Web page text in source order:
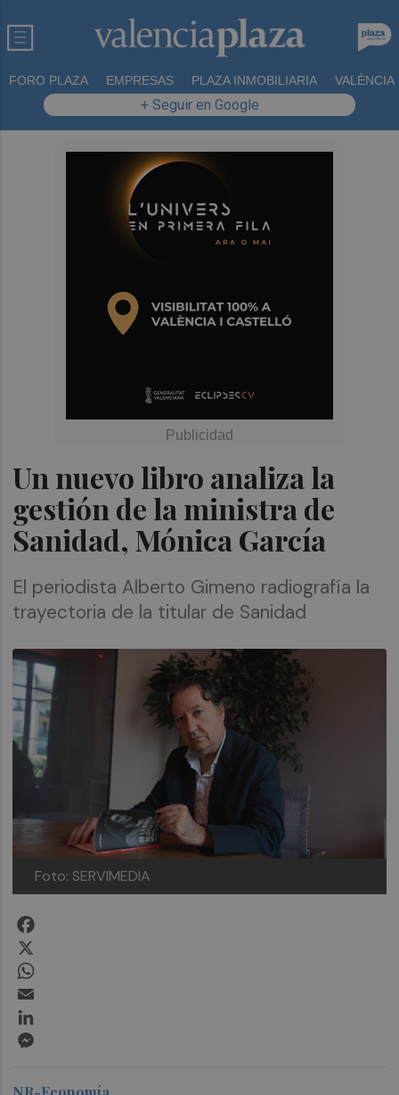
FORO PLAZA EMPRESAS PLAZA INMOBILIARIA VALÈNCIA
+ Seguir en Google
Un nuevo libro analiza la
gestión de la ministra de
Sanidad, Mónica García
El periodista Alberto Gimeno radiografía la
trayectoria de la titular de Sanidad
Foto: SERVIMEDIA